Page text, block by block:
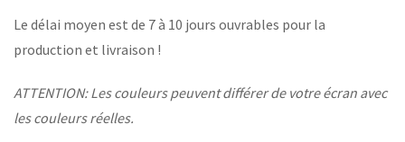
Le délai moyen est de 7 à 10 jours ouvrables pour la
production et livraison !
ATTENTION: Les couleurs peuvent différer de votre écran avec
les couleurs réelles.